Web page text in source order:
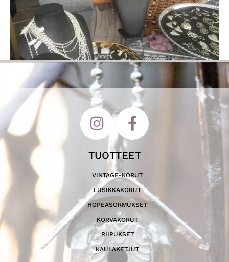
TUOTTEET
VINTAGE-KORUT
LUSIKKAKORUT
HOPEASORMUKSET
KORVAKORUT
RIIPUKSET
KAULAKETJUT